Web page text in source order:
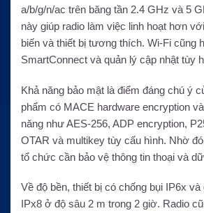
a/b/g/n/ac trên băng tần 2.4 GHz và 5
này giúp radio làm việc linh hoạt hơn
biến và thiết bị tương thích. Wi-Fi cũng
SmartConnect và quản lý cập nhật tùy
Khả năng bảo mật là điểm đáng chú ý
phẩm có MACE hardware encryption
năng như AES-256, ADP encryption,
OTAR và multikey tùy cấu hình. Nhờ
tổ chức cần bảo vệ thông tin thoại và
Về độ bền, thiết bị có chống bụi IP6x
IPx8 ở độ sâu 2 m trong 2 giờ. Radio